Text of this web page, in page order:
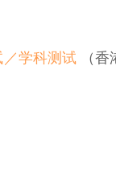
学科测试 （